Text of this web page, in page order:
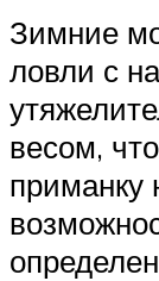
Зимние
ловли с
весом,
приманку